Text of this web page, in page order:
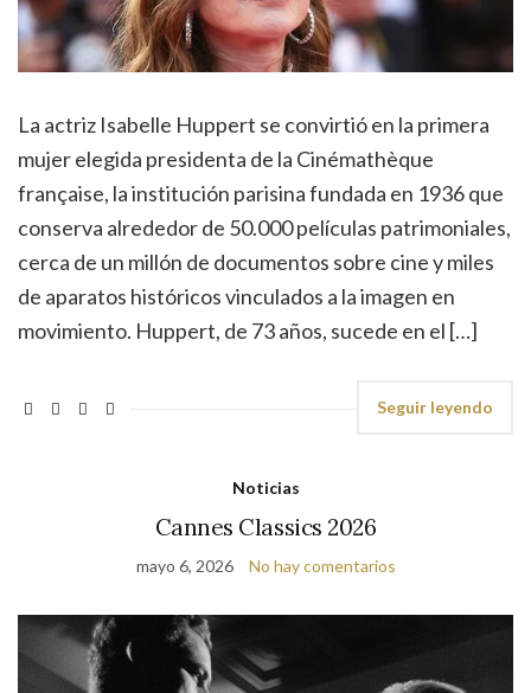
La actriz Isabelle Huppert se convirtió en la primera
mujer elegida presidenta de la Cinémathèque
française, la institución parisina fundada en 1936 que
conserva alrededor de 50.000 películas patrimoniales,
cerca de un millón de documentos sobre cine y miles
de aparatos históricos vinculados a la imagen en
movimiento. Huppert, de 73 años, sucede en el […]
Seguir leyendo
Noticias
Cannes Classics 2026
mayo 6, 2026 No hay comentarios